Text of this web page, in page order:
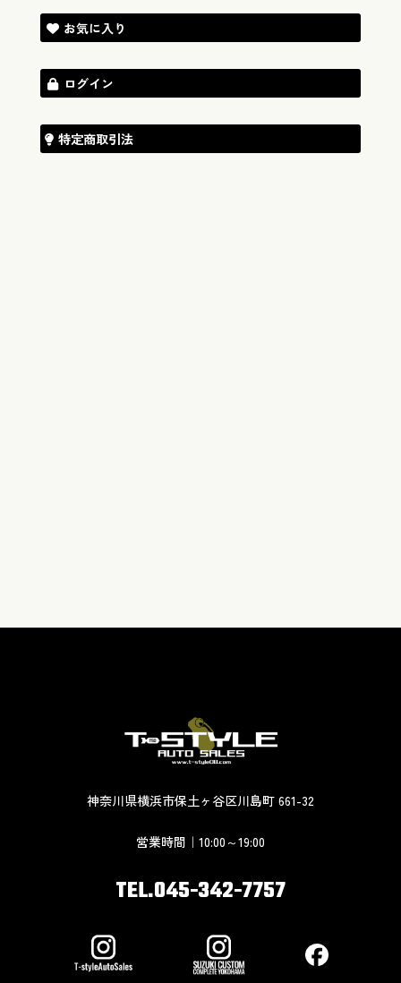
お気に入り
ログイン
特定商取引法
神奈川県横浜市保土ヶ谷区川島町 661-32
営業時間｜10:00～19:00
TEL.045-342-7757